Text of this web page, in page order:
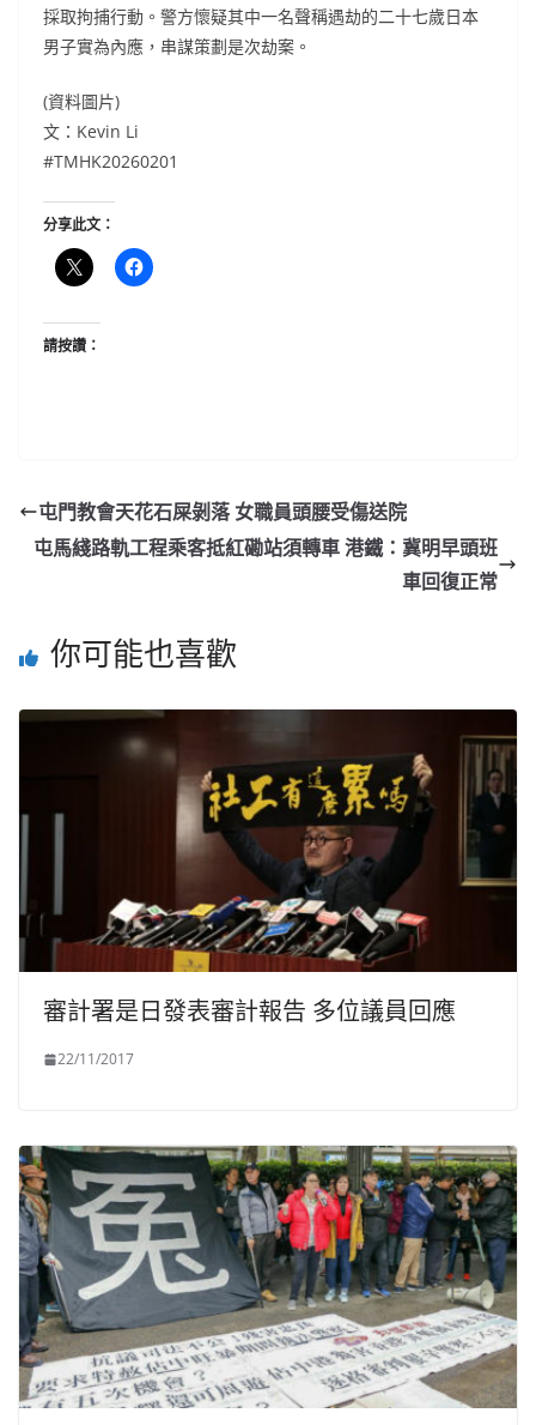
採取拘捕行動。警方懷疑其中一名聲稱遇劫的二十七歲日本
男子實為內應，串謀策劃是次劫案。
(資料圖片)
文：Kevin Li
#TMHK20260201
分享此文：
請按讚：
屯門教會天花石屎剝落 女職員頭腰受傷送院
屯馬綫路軌工程乘客抵紅磡站須轉車 港鐵：冀明早頭班
車回復正常
你可能也喜歡
審計署是日發表審計報告 多位議員回應
22/11/2017